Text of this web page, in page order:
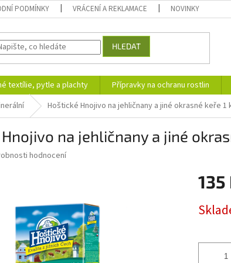
PODMÍNKY VRÁCENÍ A REKLAMACE NOVINKY
HLEDAT
textílie, pytle a plachty Přípravky na ochranu rostlin
Hoštické Hnojivo na jehličnany a jiné okrasné keře 1
na jehličnany a jiné
hodnocení
135
cena: